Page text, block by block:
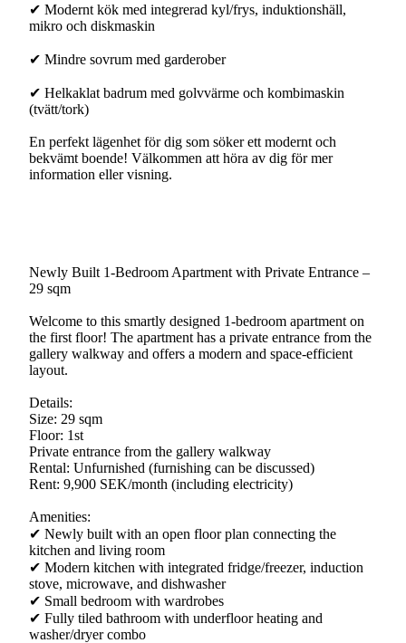
✔ Modernt kök med integrerad kyl/frys, induktionshäll,
mikro och diskmaskin
✔ Mindre sovrum med garderober
✔ Helkaklat badrum med golvvärme och kombimaskin
(tvätt/tork)
En perfekt lägenhet för dig som söker ett modernt och
bekvämt boende! Välkommen att höra av dig för mer
information eller visning.
Newly Built 1-Bedroom Apartment with Private Entrance –
29 sqm
Welcome to this smartly designed 1-bedroom apartment on
the first floor! The apartment has a private entrance from the
gallery walkway and offers a modern and space-efficient
layout.
Details:
Size: 29 sqm
Floor: 1st
Private entrance from the gallery walkway
Rental: Unfurnished (furnishing can be discussed)
Rent: 9,900 SEK/month (including electricity)
Amenities:
✔ Newly built with an open floor plan connecting the
kitchen and living room
✔ Modern kitchen with integrated fridge/freezer, induction
stove, microwave, and dishwasher
✔ Small bedroom with wardrobes
✔ Fully tiled bathroom with underfloor heating and
washer/dryer combo